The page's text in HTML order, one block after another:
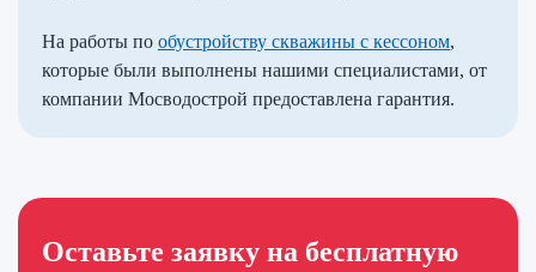
На работы по обустройству скважины с кессоном,
которые были выполнены нашими специалистами, от
компании Мосводострой предоставлена гарантия.
Оставьте заявку на бесплатную